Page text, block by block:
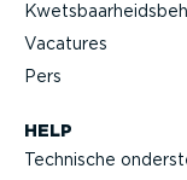
HELP
Technische
Vacatures
Pers